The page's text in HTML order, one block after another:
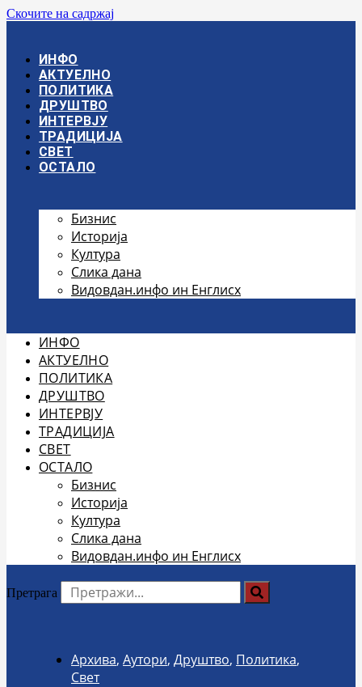
Скочите на садржај
ИНФО
АКТУЕЛНО
ПОЛИТИКА
ДРУШТВО
ИНТЕРВЈУ
ТРАДИЦИЈА
СВЕТ
ОСТАЛО
Бизнис
Историја
Култура
Слика дана
Видовдан.инфо ин Енглисх
ИНФО
АКТУЕЛНО
ПОЛИТИКА
ДРУШТВО
ИНТЕРВЈУ
ТРАДИЦИЈА
СВЕТ
ОСТАЛО
Бизнис
Историја
Култура
Слика дана
Видовдан.инфо ин Енглисх
Претрага
Архива, Аутори, Друштво, Политика,
Свет